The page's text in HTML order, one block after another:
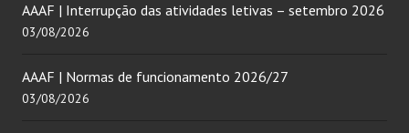
AAAF | Interrupção das atividades letivas – setembro 2026
03/08/2026
AAAF | Normas de funcionamento 2026/27
03/08/2026